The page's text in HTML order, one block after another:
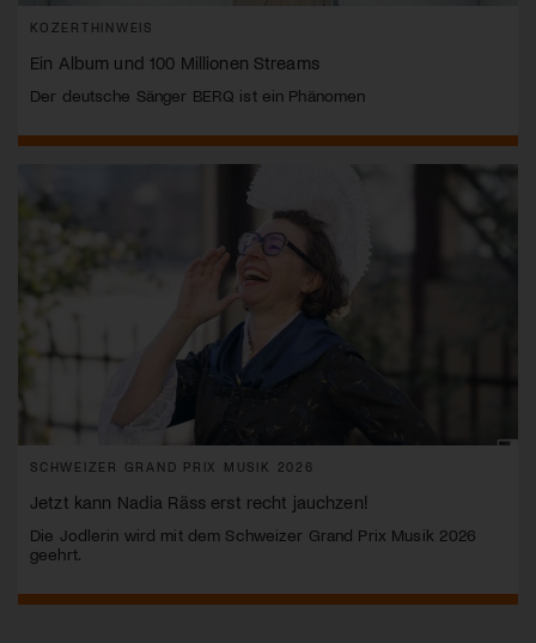
KOZERTHINWEIS
Ein Album und 100 Millionen Streams
Der deutsche Sänger BERQ ist ein Phänomen
SCHWEIZER GRAND PRIX MUSIK 2026
Jetzt kann Nadia Räss erst recht jauchzen!
Die Jodlerin wird mit dem Schweizer Grand Prix Musik 2026
geehrt.